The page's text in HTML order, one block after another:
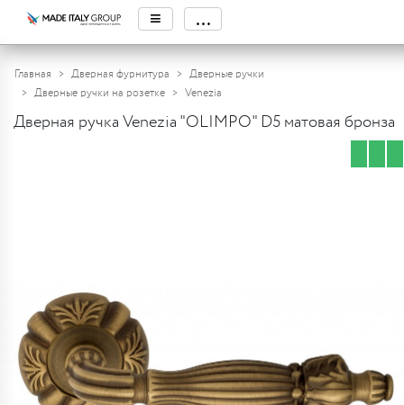
≡ ...
Главная Дверная фурнитура
Дверные ручки
Дверные ручки на розетке
Venezia
Дверная ручка Venezia "OLIMPO" D5 матовая бронза